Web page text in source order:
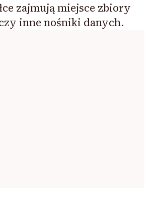
zajmują miejsce zbiory
inne nośniki danych.